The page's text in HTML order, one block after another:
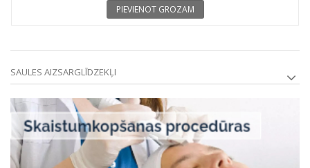
PIEVIENOT GROZAM
SAULES AIZSARGLĪDZEKĻI